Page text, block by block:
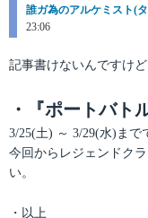
カ
テ
リ
誰ガ為のアルケミスト(
23:06
記事書けないんですけど
・『ポートバト
3/25(土) ～ 3/29(水)ま
今回からレジェンドク
い。
・以上